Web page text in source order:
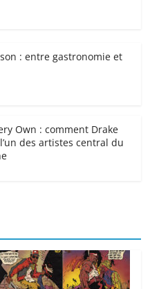
: entre gastronomie et
Own : comment Drake
des artistes central du